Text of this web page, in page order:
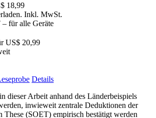
18,99
Inkl. MwSt.
– für alle Geräte
US$ 20,99
Details
dieser Arbeit anhand des Länderbeispiels
inwieweit zentrale Deduktionen der
These (SOET) empirisch bestätigt werden